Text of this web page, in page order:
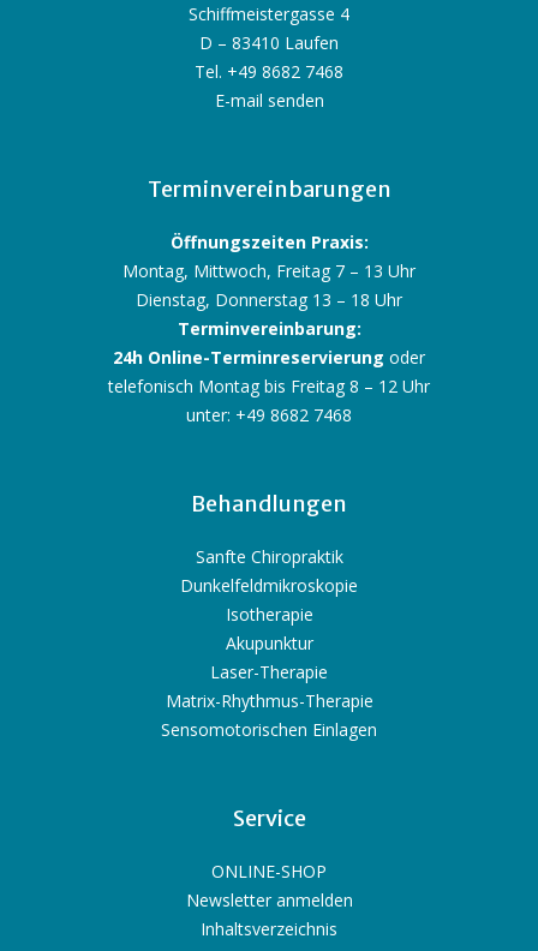
Schiffmeistergasse 4
D – 83410 Laufen
Tel. +49 8682 7468
E-mail senden
Terminvereinbarungen
Öffnungszeiten Praxis:
Montag, Mittwoch, Freitag 7 – 13 Uhr
Dienstag, Donnerstag 13 – 18 Uhr
Terminvereinbarung:
24h Online-Terminreservierung oder
telefonisch Montag bis Freitag 8 – 12 Uhr
unter: +49 8682 7468
Behandlungen
Sanfte Chiropraktik
Dunkelfeldmikroskopie
Isotherapie
Akupunktur
Laser-Therapie
Matrix-Rhythmus-Therapie
Sensomotorischen Einlagen
Service
ONLINE-SHOP
Newsletter anmelden
Inhaltsverzeichnis